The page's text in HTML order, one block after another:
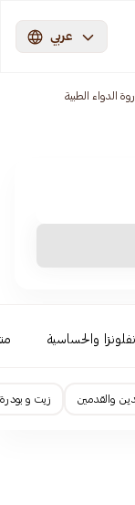
عربي
الدواء الطبية
والحساسية
والقدمين زيت و